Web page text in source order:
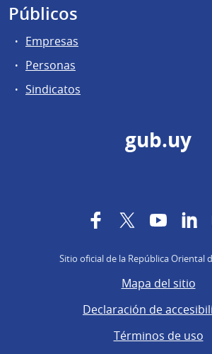
Públicos
Empresas
Personas
Sindicatos
gub.uy
FacebookTwitter
Sitio oficial de la República Oriental
Mapa del sitio
Declaración de
Términos de uso